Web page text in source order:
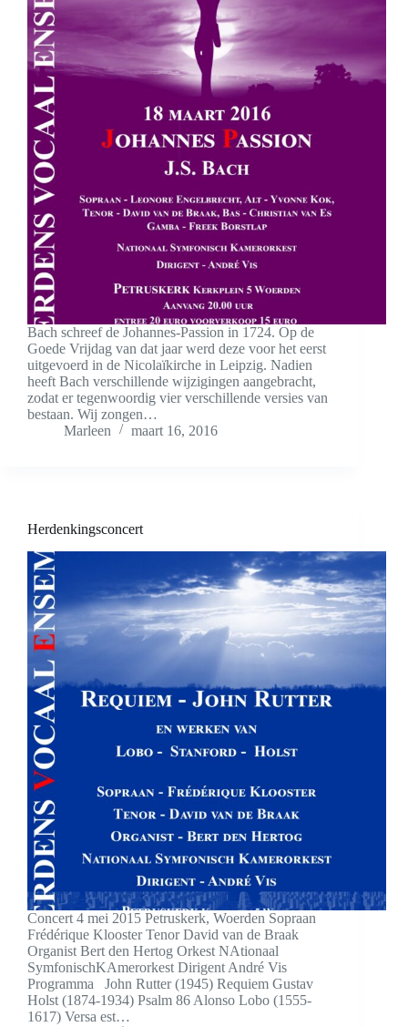
Bach schreef de Johannes-Passion in 1724. Op de
Goede Vrijdag van dat jaar werd deze voor het eerst
uitgevoerd in de Nicolaïkirche in Leipzig. Nadien
heeft Bach verschillende wijzigingen aangebracht,
zodat er tegenwoordig vier verschillende versies van
bestaan. Wij zongen…
Marleen
maart 16, 2016
Herdenkingsconcert
Concert 4 mei 2015 Petruskerk, Woerden Sopraan
Frédérique Klooster Tenor David van de Braak
Organist Bert den Hertog Orkest NAtionaal
SymfonischKAmerorkest Dirigent André Vis
Programma John Rutter (1945) Requiem Gustav
Holst (1874-1934) Psalm 86 Alonso Lobo (1555-
1617) Versa est…